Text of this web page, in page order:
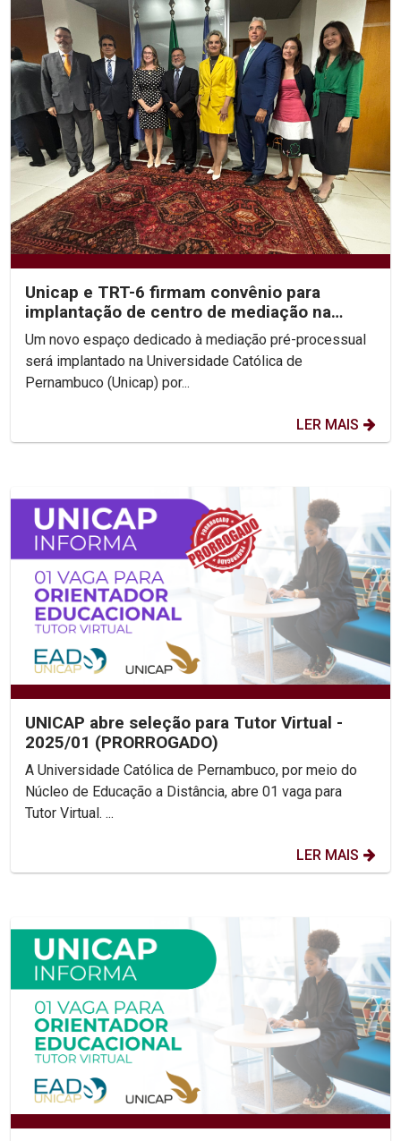
Unicap e TRT-6 firmam convênio para
implantação de centro de mediação na
Escola do Consenso
Um novo espaço dedicado à mediação pré-processual
será implantado na Universidade Católica de
Pernambuco (Unicap) por...
LER MAIS
UNICAP abre seleção para Tutor Virtual -
2025/01 (PRORROGADO)
A Universidade Católica de Pernambuco, por meio do
Núcleo de Educação a Distância, abre 01 vaga para
Tutor Virtual. ...
LER MAIS